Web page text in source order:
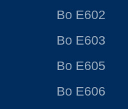
Bo E602
Bo E603
Bo E605
Bo E606